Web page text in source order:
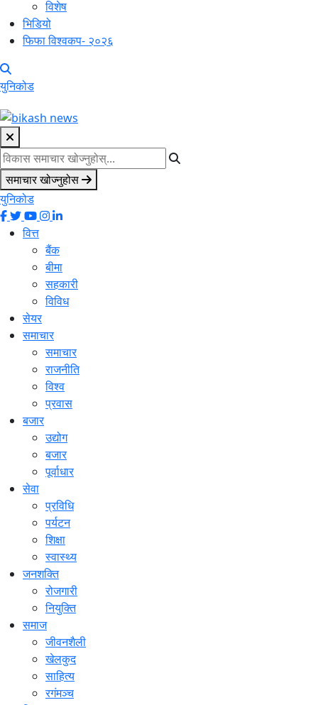
विशेष
भिडियो
फिफा विश्वकप- २०२६
युनिकोड
समाचार खोज्नुहोस
युनिकोड
वित्त
बैंक
बीमा
सहकारी
विविध
सेयर
समाचार
समाचार
राजनीति
विश्व
प्रवास
बजार
उद्योग
बजार
पूर्वाधार
सेवा
प्रविधि
पर्यटन
शिक्षा
स्वास्थ्य
जनशक्ति
रोजगारी
नियुक्ति
समाज
जीवनशैली
खेलकुद
साहित्य
रगंमञ्च